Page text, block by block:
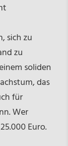
sich zu
zu
soliden
das
für
Wer
Euro.